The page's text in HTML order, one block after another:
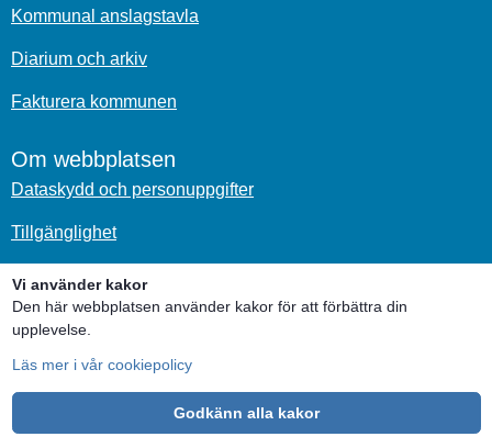
Vi använder kakor
Den här webbplatsen använder kakor för att förbättra din
upplevelse.
Läs mer i vår cookiepolicy
Godkänn alla kakor
Kommunal anslagstavla
Diarium och arkiv
Fakturera kommunen
Om webbplatsen
Dataskydd och personuppgifter
Tillgänglighet
Om kakor
Sociala medier